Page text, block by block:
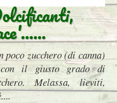
zucchero (di canna)
con il giusto grado di
Melassa, lieviti,